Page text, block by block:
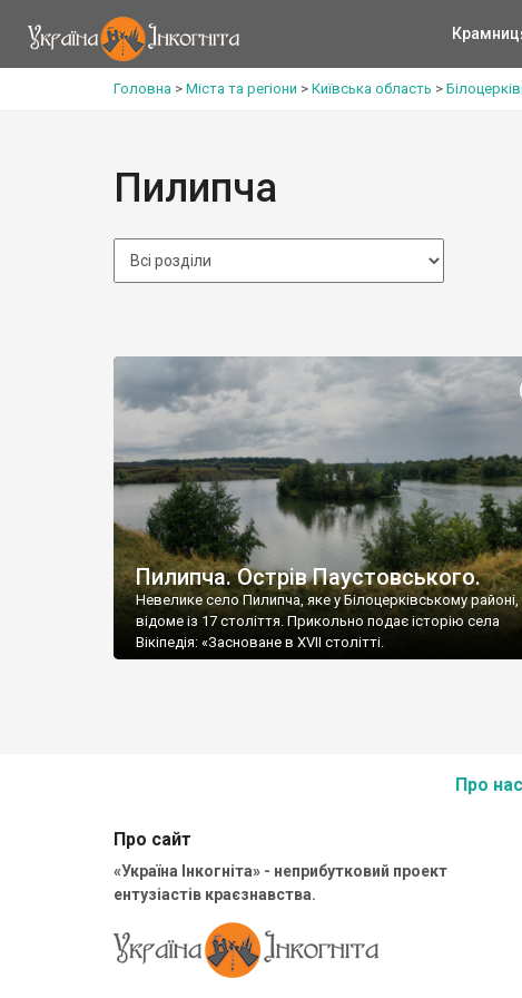
Головна > Міста та регіони > Київська область >
Пилипча
Пилипча. Острів Паустовського.
Невелике село Пилипча, яке у Білоцерківському районі,
відоме із 17 століття. Прикольно подає історію села
Вікіпедія: «Засноване в XVII столітті.
Про нас
Про сайт
«Україна Інкогніта» - неприбутковий проект
ентузіастів краєзнавства.